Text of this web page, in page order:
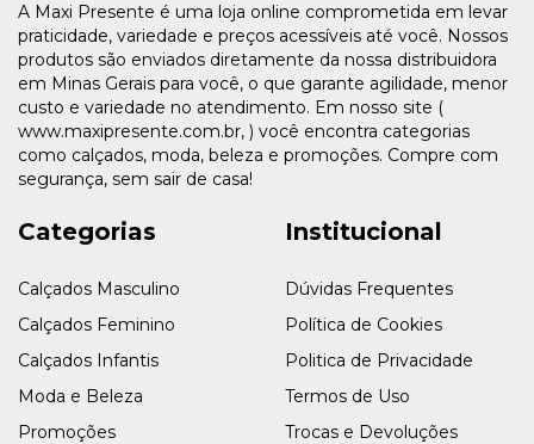
A Maxi Presente é uma loja online comprometida em levar
praticidade, variedade e preços acessíveis até você. Nossos
produtos são enviados diretamente da nossa distribuidora
em Minas Gerais para você, o que garante agilidade, menor
custo e variedade no atendimento. Em nosso site (
www.maxipresente.com.br, ) você encontra categorias
como calçados, moda, beleza e promoções. Compre com
segurança, sem sair de casa!
Categorias
Calçados Masculino
Calçados Feminino
Calçados Infantis
Moda e Beleza
Promoções
Institucional
Dúvidas Frequentes
Política de Cookies
Politica de Privacidade
Termos de Uso
Trocas e Devoluções